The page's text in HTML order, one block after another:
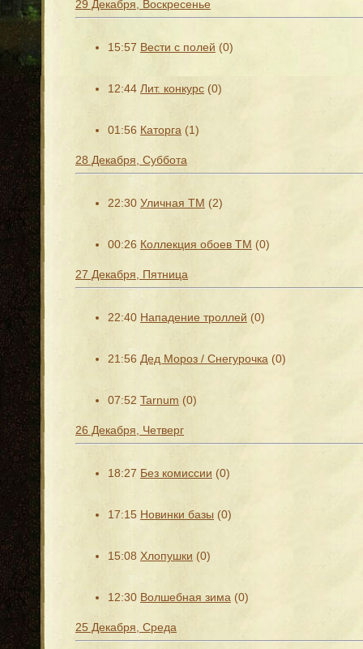
29 Декабря, Воскресенье
15:57 Вести с полей (0)
12:44 Лит. конкурс (0)
01:56 Каторга (1)
28 Декабря, Суббота
22:30 Уличная ТМ (2)
00:26 Коллекция обоев ТМ (0)
27 Декабря, Пятница
22:40 Нападение троллей (0)
21:56 Дед Мороз / Снегурочка (0)
07:52 Tarnum (0)
26 Декабря, Четверг
18:27 Без комиссии (0)
17:15 Новинки базы (0)
15:08 Хлопушки (0)
12:30 Волшебная зима (0)
25 Декабря, Среда